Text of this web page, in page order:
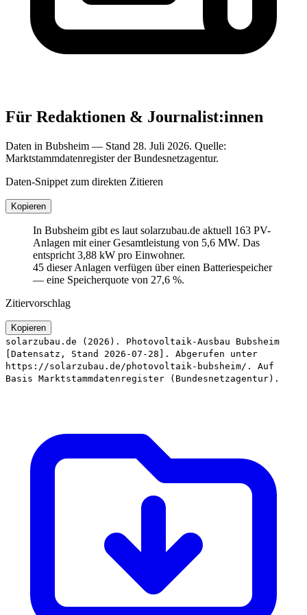
Für Redaktionen & Journalist:innen
Daten in Bubsheim — Stand 28. Juli 2026. Quelle:
Marktstammdatenregister der Bundesnetzagentur.
Daten-Snippet zum direkten Zitieren
Kopieren
In Bubsheim gibt es laut solarzubau.de aktuell 163 PV-
Anlagen mit einer Gesamtleistung von 5,6 MW. Das
entspricht 3,88 kW pro Einwohner.
45 dieser Anlagen verfügen über einen Batteriespeicher
— eine Speicherquote von 27,6 %.
Zitiervorschlag
Kopieren
solarzubau.de (2026). Photovoltaik-Ausbau Bubsheim
[Datensatz, Stand 2026-07-28]. Abgerufen unter
https://solarzubau.de/photovoltaik-bubsheim/. Auf
Basis Marktstammdatenregister (Bundesnetzagentur).